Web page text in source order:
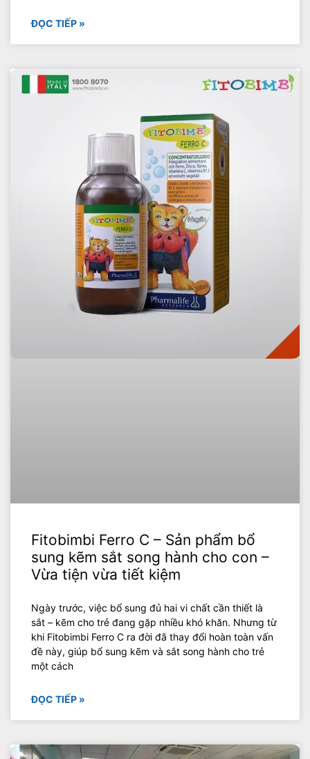
ĐỌC TIẾP »
Fitobimbi Ferro C – Sản phẩm bổ
sung kẽm sắt song hành cho con –
Vừa tiện vừa tiết kiệm
Ngày trước, việc bổ sung đủ hai vi chất cần thiết là
sắt – kẽm cho trẻ đang gặp nhiều khó khăn. Nhưng từ
khi Fitobimbi Ferro C ra đời đã thay đổi hoàn toàn vấn
đề này, giúp bổ sung kẽm và sắt song hành cho trẻ
một cách
ĐỌC TIẾP »